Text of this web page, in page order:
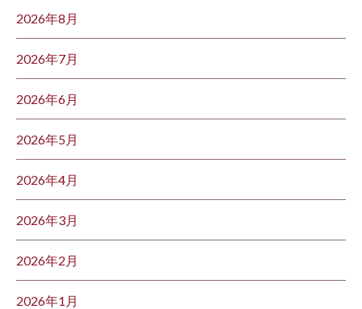
2026年8月
2026年7月
2026年6月
2026年5月
2026年4月
2026年3月
2026年2月
2026年1月